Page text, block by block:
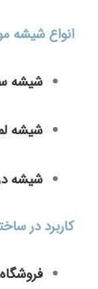
انواع شیشه
شیشه
شیشه
شیشه
کاربرد در